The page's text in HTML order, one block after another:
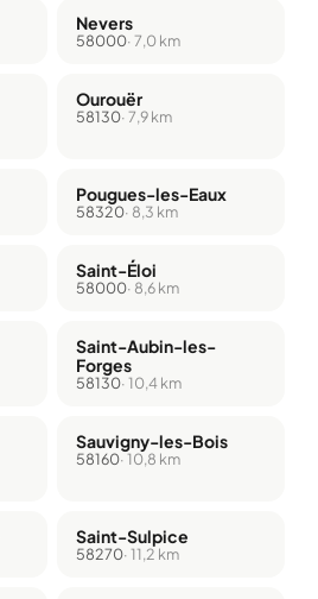
Nevers
58000· 7,0 km
Ourouër
58130· 7,9 km
Pougues-les-Eaux
58320· 8,3 km
Saint-Éloi
58000· 8,6 km
Saint-Aubin-les-
Forges
58130· 10,4 km
Sauvigny-les-Bois
58160· 10,8 km
Saint-Sulpice
58270· 11,2 km